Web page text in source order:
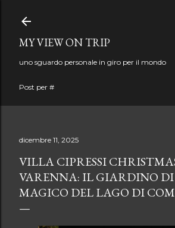
MY VIEW ON TRIP
uno sguardo personale in giro per il mondo
Post per #
dicembre 11, 2025
VILLA CIPRESSI
VARENNA: IL GIARDINO
MAGICO DEL LAGO DI